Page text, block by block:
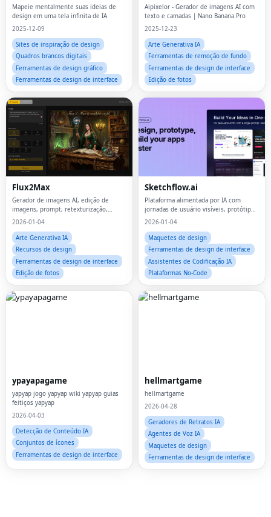
Mapeie mentalmente suas ideias de
design em uma tela infinita de IA
2025-12-09
Sites de inspiração de design
Quadros brancos digitais
Ferramentas de design gráfico
Ferramentas de design de interface
Aipixelor - Gerador de imagens AI com
texto e camadas | Nano Banana Pro
2025-12-23
Arte Generativa IA
Ferramentas de remoção de fundo
Ferramentas de design de interface
Edição de fotos
Flux2Max
Gerador de imagens AI, edição de
imagens, prompt, retexturização,
ferramentas de design, fluxo de
2026-01-04
Arte Generativa IA
Recursos de design
Ferramentas de design de interface
Edição de fotos
Sketchflow.ai
Plataforma alimentada por IA com
jornadas de usuário visíveis, protótipos
interativos e gerador de código.
2026-01-04
Maquetes de design
Ferramentas de design de interface
Assistentes de Codificação IA
Plataformas No-Code
ypayapagame
yapyap jogo yapyap wiki yapyap guias
feitiços yapyap
2026-04-03
Detecção de Conteúdo IA
Conjuntos de ícones
Ferramentas de design de interface
hellmartgame
hellmartgame
2026-04-28
Geradores de Retratos IA
Agentes de Voz IA
Maquetes de design
Ferramentas de design de interface